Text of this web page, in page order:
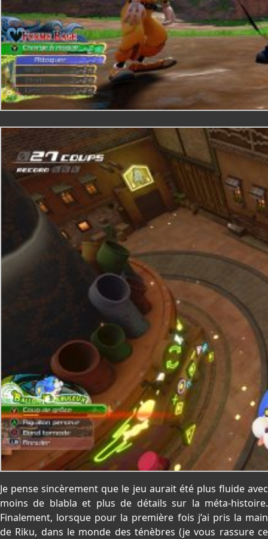
Je pense sincèrement que le jeu aurait été plus fluide avec
moins de blabla et plus de détails sur la méta-histoire.
Finalement, lorsque pour la première fois j’ai pris la main
de Riku, dans le monde des ténèbres (je vous rassure ce